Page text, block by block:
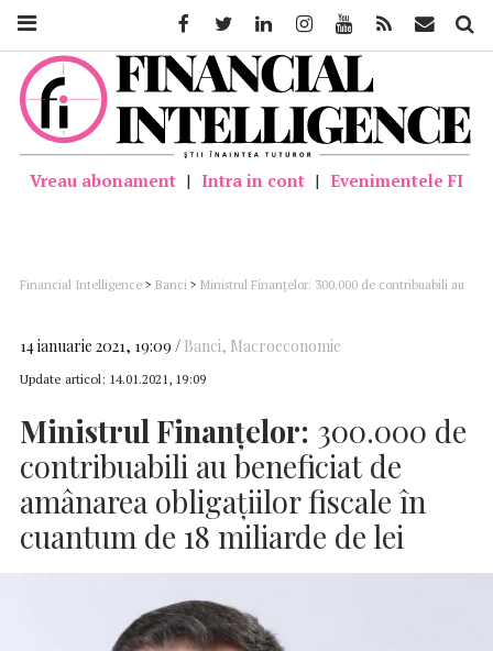
Vreau abonament | Intra in cont | Evenimentele FI
Financial Intelligence > Banci > Ministrul Finanţelor: 300.000 de contribuabili au
14 ianuarie 2021, 19:09 Banci, Macroeconomie
Update articol: 14.01.2021, 19:09
Ministrul Finanţelor: 300.000 de
contribuabili au beneficiat de
amânarea obligaţiilor fiscale în
cuantum de 18 miliarde de lei
FacebookTwitter LinkedinInstagramYoutube Feed Mail